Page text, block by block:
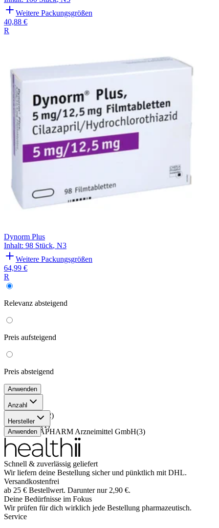
Weitere Packungsgrößen
40,88 €
R
Dynorm Plus
Inhalt: 98 Stück, N3
Weitere Packungsgrößen
64,99 €
R
Relevanz absteigend
Preis aufsteigend
Preis absteigend
Anwenden
Anzahl
100 Stück 2)
98 Stück(1)
Hersteller
CHEPLAPHARM Arzneimittel GmbH(3)
Anwenden
Schnell & zuverlässig geliefert
Wir liefern deine Bestellung sicher und pünktlich mit DHL.
Versandkostenfrei
ab 25 € Bestellwert. Darunter nur 2,90 €.
Deine Bedürfnisse im Fokus
Wir prüfen für dich wirklich jede Bestellung pharmazeutisch.
Service